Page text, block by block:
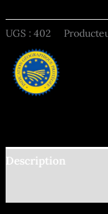
UGS :402
Description